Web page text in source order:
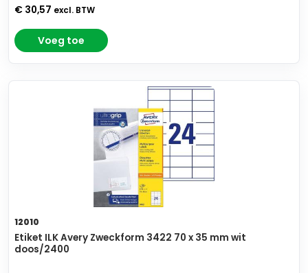
€ 30,57 excl. BTW
Voeg toe
12010
Etiket ILK Avery Zweckform 3422 70 x 35 mm wit
doos/2400